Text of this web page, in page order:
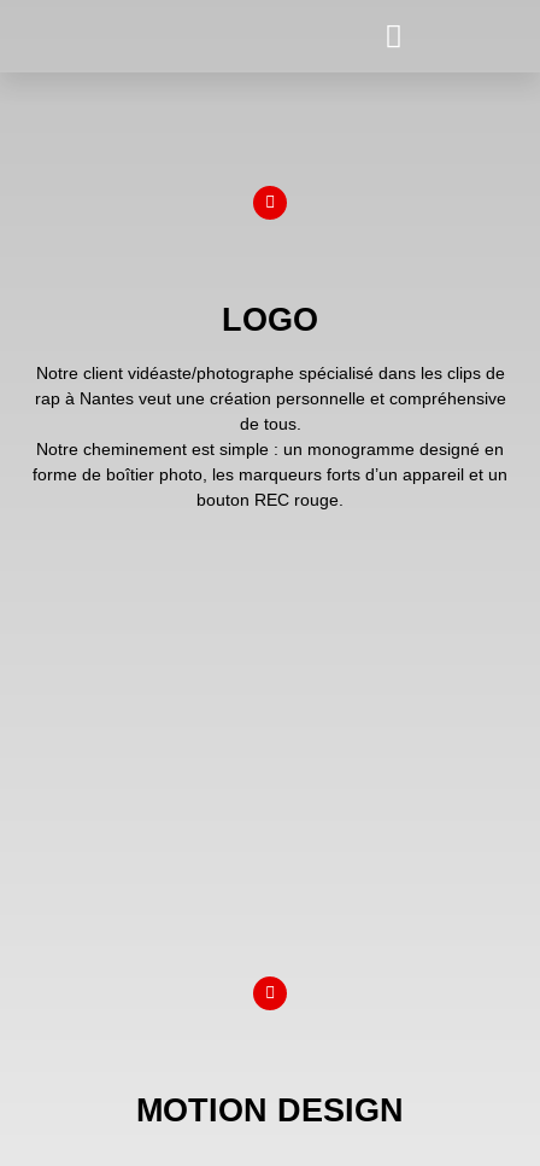
LOGO
Notre client vidéaste/photographe spécialisé dans les clips de
rap à Nantes veut une création personnelle et compréhensive
de tous.
Notre cheminement est simple : un monogramme designé en
forme de boîtier photo, les marqueurs forts d’un appareil et un
bouton REC rouge.
MOTION DESIGN